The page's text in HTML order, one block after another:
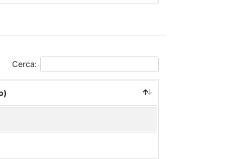
Cerca: